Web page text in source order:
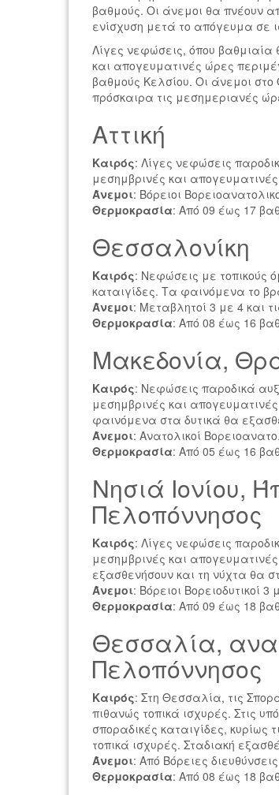
βαθμούς. Οι άνεμοι θα πνέουν
ενίσχυση μετά το απόγευμα σε
Λίγες νεφώσεις, όπου βαθμιαία
και απογευματινές ώρες
βαθμούς Κελσίου. Οι άνεμοι
πρόσκαιρα τις μεσημεριανές
Αττική
Καιρός: Λίγες νεφώσεις
μεσημβρινές και
Άνεμοι: Βόρειοι
Θερμοκρασία: Από 09 έως 17
Θεσσαλονίκη
Καιρός: Νεφώσεις με τοπικούς
καταιγίδες. Τα φαινόμενα το
Άνεμοι: Μεταβλητοί 3 με 4 και
Θερμοκρασία: Από 08 έως 16
Μακεδονία,
Καιρός: Νεφώσεις παροδικά
μεσημβρινές και
φαινόμενα στα δυτικά θα
Άνεμοι: Ανατολικοί
Θερμοκρασία: Από 05 έως 16
Νησιά Ιονίου,
Πελοπόννησος
Καιρός: Λίγες νεφώσεις
μεσημβρινές και
εξασθενήσουν και τη νύχτα θα
Άνεμοι: Βόρειοι Βορειοδυτικοί
Θερμοκρασία: Από 09 έως 18
Θεσσαλία,
Πελοπόννησος
Καιρός: Στη Θεσσαλία, τις
πιθανώς τοπικά ισχυρές. Στις
σποραδικές καταιγίδες,
τοπικά ισχυρές. Σταδιακή
Άνεμοι: Από Βόρειες
Θερμοκρασία: Από 08 έως 18